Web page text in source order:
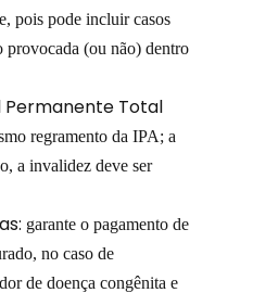
pois pode incluir casos
provocada (ou não) dentro
Permanente Total
regramento da IPA; a
a invalidez deve ser
garante o pagamento de
no caso de
de doença congênita e